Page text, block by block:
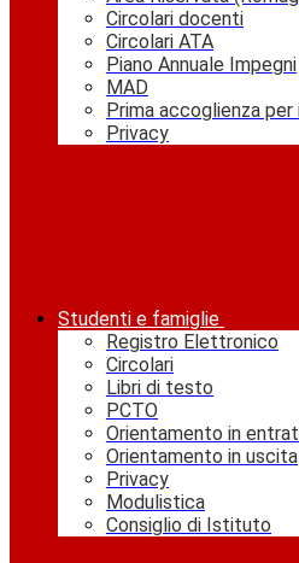
Circolari docenti
Circolari ATA
Piano Annuale Impegni
MAD
Prima accoglienza
Privacy
Studenti e famiglie
Registro Elettronico
Circolari
Libri di testo
PCTO
Orientamento in
Orientamento in uscita
Privacy
Modulistica
Consiglio di Istituto